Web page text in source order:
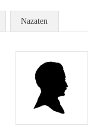
Nazaten